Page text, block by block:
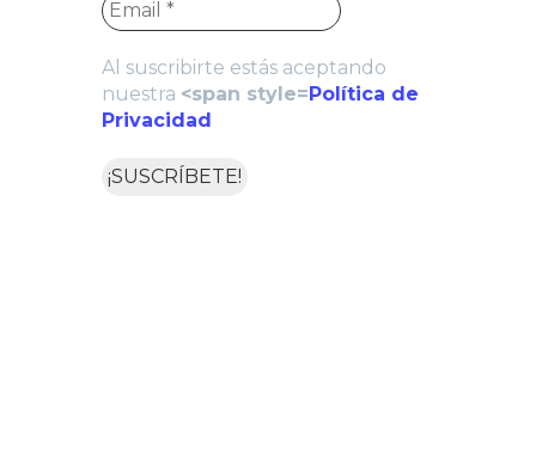
Al suscribirte estás aceptando
nuestra <span style=Política de
Privacidad